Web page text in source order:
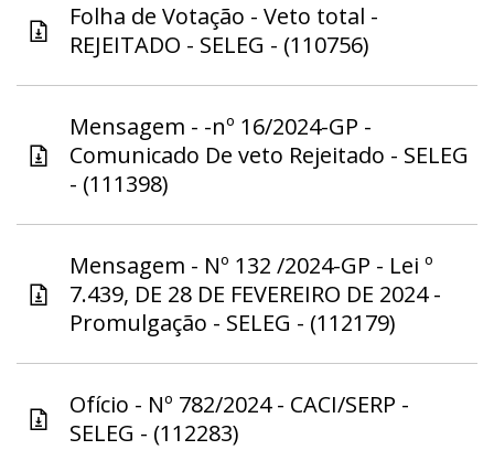
Folha de Votação - Veto total -
REJEITADO - SELEG - (110756)
Mensagem - -nº 16/2024-GP -
Comunicado De veto Rejeitado - SELEG
- (111398)
Mensagem - Nº 132 /2024-GP - Lei º
7.439, DE 28 DE FEVEREIRO DE 2024 -
Promulgação - SELEG - (112179)
Ofício - Nº 782/2024 - CACI/SERP -
SELEG - (112283)